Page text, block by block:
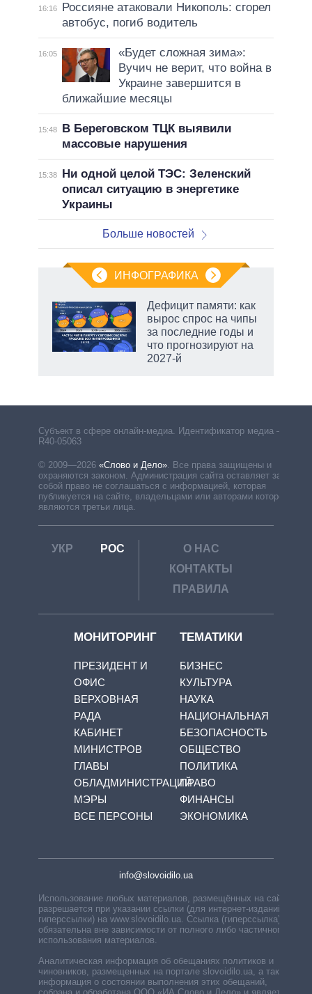
16:16
Россияне атаковали Никополь: сгорел
автобус, погиб водитель
16:05
«Будет сложная зима»:
Вучич не верит, что война в
Украине завершится в
ближайшие месяцы
15:48
В Береговском ТЦК выявили
массовые нарушения
15:38
Ни одной целой ТЭС: Зеленский
описал ситуацию в энергетике
Украины
Больше новостей
ИНФОГРАФИКА
Дефицит памяти: как
вырос спрос на чипы
за последние годы и
что прогнозируют на
2027-й
Субъект в сфере онлайн-медиа. Идентификатор медиа –
R40-05063
© 2009—2026 «Слово и Дело». Все права защищены и
охраняются законом. Администрация сайта оставляет за
собой право не соглашаться с информацией, которая
публикуется на сайте, владельцами или авторами которой
являются третьи лица.
УКР РОС
О НАС
КОНТАКТЫ
ПРАВИЛА
МОНИТОРИНГ
ПРЕЗИДЕНТ И
ОФИС
ВЕРХОВНАЯ
РАДА
КАБИНЕТ
МИНИСТРОВ
ГЛАВЫ
ОБЛАДМИНИСТРАЦИЙ
МЭРЫ
ВСЕ ПЕРСОНЫ
ТЕМАТИКИ
БИЗНЕС
КУЛЬТУРА
НАУКА
НАЦИОНАЛЬНАЯ
БЕЗОПАСНОСТЬ
ОБЩЕСТВО
ПОЛИТИКА
ПРАВО
ФИНАНСЫ
ЭКОНОМИКА
info@slovoidilo.ua
Использование любых материалов, размещённых на сайте,
разрешается при указании ссылки (для интернет-изданий —
гиперссылки) на www.slovoidilo.ua. Ссылка (гиперссылка)
обязательна вне зависимости от полного либо частичного
использования материалов.
Аналитическая информация об обещаниях политиков и
чиновников, размещенных на портале slovoidilo.ua, а также
информация о состоянии выполнения этих обещаний,